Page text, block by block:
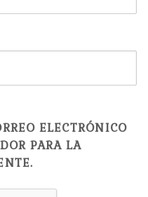
ELECTRÓNICO
PARA LA